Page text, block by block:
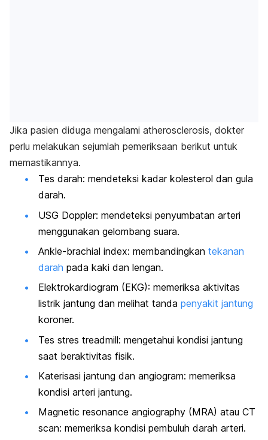
Jika pasien diduga mengalami atherosclerosis, dokter
perlu melakukan sejumlah pemeriksaan berikut untuk
memastikannya.
Tes darah: mendeteksi kadar kolesterol dan gula
darah.
USG Doppler: mendeteksi penyumbatan arteri
menggunakan gelombang suara.
Ankle-brachial index: membandingkan tekanan
darah pada kaki dan lengan.
Elektrokardiogram (EKG): memeriksa aktivitas
listrik jantung dan melihat tanda penyakit jantung
koroner.
Tes stres treadmill: mengetahui kondisi jantung
saat beraktivitas fisik.
Katerisasi jantung dan angiogram: memeriksa
kondisi arteri jantung.
Magnetic resonance angiography (MRA) atau CT
scan: memeriksa kondisi pembuluh darah arteri.